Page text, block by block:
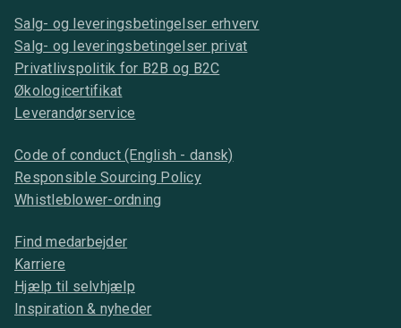
Salg- og leveringsbetingelser erhverv
Salg- og leveringsbetingelser privat
Privatlivspolitik for B2B og B2C
Økologicertifikat
Leverandørservice
Code of conduct (English - dansk)
Responsible Sourcing Policy
Whistleblower-ordning
Find medarbejder
Karriere
Hjælp til selvhjælp
Inspiration & nyheder